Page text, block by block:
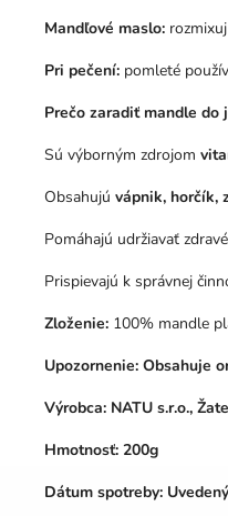
Mandľové maslo:
Pri pečení: pomleté
Prečo zaradiť mandle do
Sú výborným zdrojom
Obsahujú vápnik, horčík,
Pomáhajú udržiavať
Prispievajú k správnej
Zloženie: 100% mandle
Upozornenie: Obsahuje
Výrobca: NATU s.r.o.,
Hmotnosť: 200g
Dátum spotreby: